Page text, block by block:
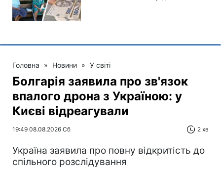
Головна » Новини » У світі
Болгарія заявила про зв'язок
впалого дрона з Україною: у
Києві відреагували
19:49 08.08.2026 Сб 2 хв
Україна заявила про повну відкритість до
спільного розслідування